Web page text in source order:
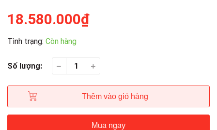
18.580.000₫
Tình trạng: Còn hàng
Số lượng:
Thêm vào giỏ hàng
Mua ngay